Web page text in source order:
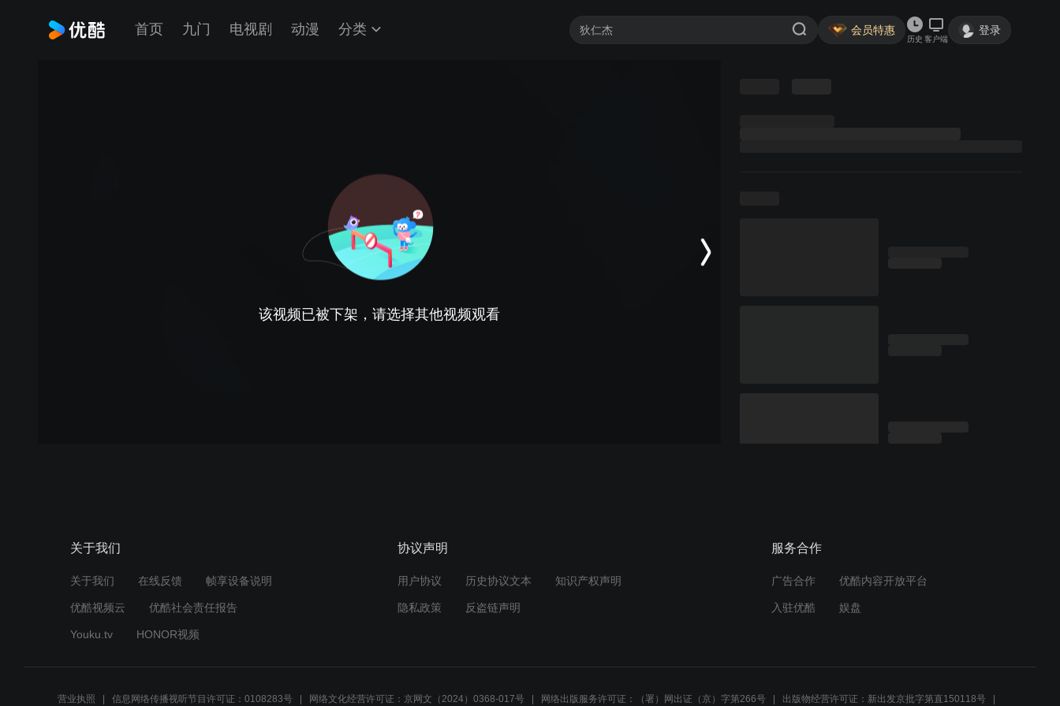
首页 九门 电视剧 动漫 分类 会员特惠
历史 客户端
登录
该视频已被下架，请选择其他视频观看
关于我们
关于我们 在线反馈 帧享设备说明
优酷视频云 优酷社会责任报告
Youku.tv HONOR视频
协议声明
用户协议 历史协议文本 知识产权声明
隐私政策 反盗链声明
服务合作
广告合作 优酷内容开放平台
入驻优酷 娱盘
营业执照 信息网络传播视听节目许可证：0108283号 网络文化经营许可证：京网文（2024）0368-017号 网络出版服务许可证：（署）网出证（京）字第266号 出版物经营许可证：新出发京批字第直150118号